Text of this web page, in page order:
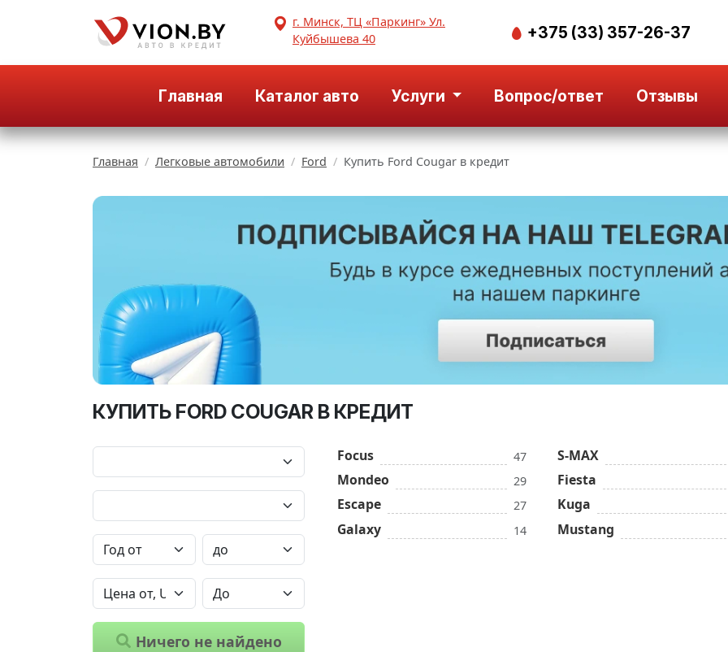
г. Минск, ТЦ «Паркинг» Ул.
Куйбышева 40
+375 (33) 357-26-37
Главная Каталог авто Услуги Вопрос/ответ Отзывы
Главная Легковые автомобили Ford Купить Ford Cougar в кредит
КУПИТЬ FORD COUGAR В КРЕДИТ
Ничего не найдено
Focus 47
Mondeo 29
Escape 27
Galaxy 14
S-MAX
Fiesta
Kuga
Mustang